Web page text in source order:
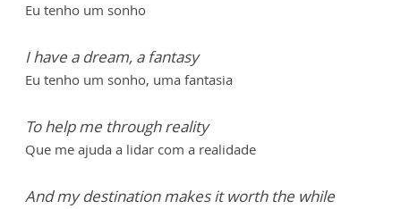
Eu tenho um sonho
I have a dream, a fantasy
Eu tenho um sonho, uma fantasia
To help me through reality
Que me ajuda a lidar com a realidade
And my destination makes it worth the while